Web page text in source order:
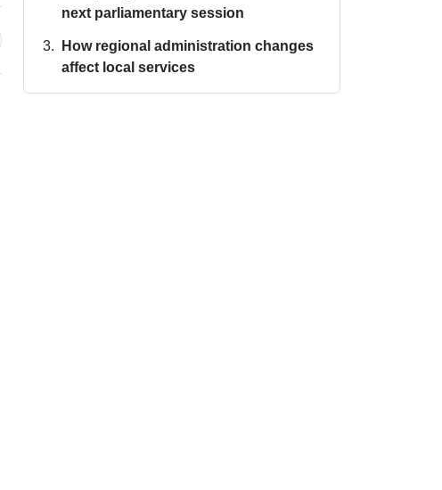
next parliamentary session
How regional administration changes
affect local services